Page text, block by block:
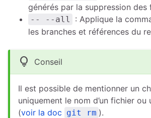
générés par la suppression des
-- --all
: Applique la
les branches et références du
lightbulb Conseil
Il est possible de mentionner un
uniquement le nom d’un fichier
(voir la doc git rm ).